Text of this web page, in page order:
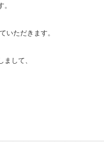
いただきます。
して、